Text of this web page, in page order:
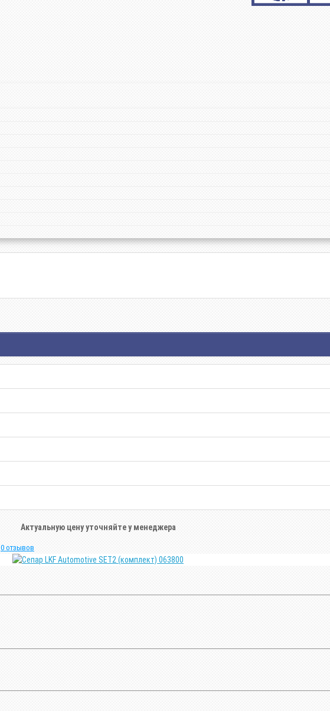
Актуальную цену уточняйте у менеджера
0 отзывов